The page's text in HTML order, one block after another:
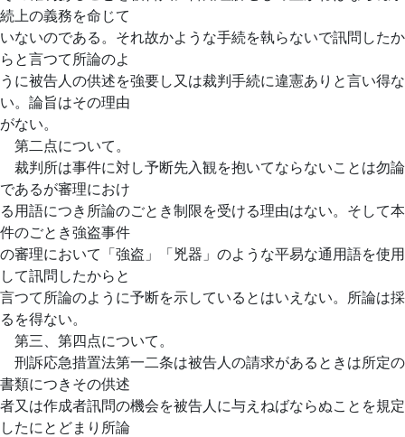
続上の義務を命じて
いないのである。それ故かような手続を執らないで訊問したか
らと言つて所論のよ
うに被告人の供述を強要し又は裁判手続に違憲ありと言い得な
い。論旨はその理由
がない。
第二点について。
裁判所は事件に対し予断先入観を抱いてならないことは勿論
であるが審理におけ
る用語につき所論のごとき制限を受ける理由はない。そして本
件のごとき強盗事件
の審理において「強盗」「兇器」のような平易な通用語を使用
して訊問したからと
言つて所論のように予断を示しているとはいえない。所論は採
るを得ない。
第三、第四点について。
刑訴応急措置法第一二条は被告人の請求があるときは所定の
書類につきその供述
者又は作成者訊問の機会を被告人に与えねばならぬことを規定
したにとどまり所論